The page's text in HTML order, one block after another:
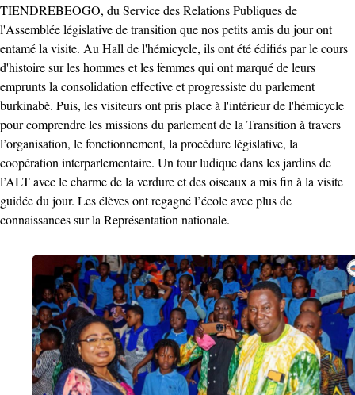
TIENDREBEOGO, du Service des Relations Publiques de
l'Assemblée législative de transition que nos petits amis du jour ont
entamé la visite. Au Hall de l'hémicycle, ils ont été édifiés par le cours
d'histoire sur les hommes et les femmes qui ont marqué de leurs
emprunts la consolidation effective et progressiste du parlement
burkinabè. Puis, les visiteurs ont pris place à l'intérieur de l'hémicycle
pour comprendre les missions du parlement de la Transition à travers
l’organisation, le fonctionnement, la procédure législative, la
coopération interparlementaire. Un tour ludique dans les jardins de
l’ALT avec le charme de la verdure et des oiseaux a mis fin à la visite
guidée du jour. Les élèves ont regagné l’école avec plus de
connaissances sur la Représentation nationale.